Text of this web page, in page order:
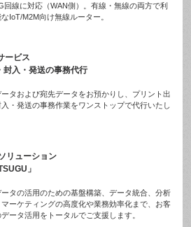
回線に対応（WAN側）。有線・無線の両方で利
IoT/M2M向け無線ルーター。
ービス
封入・発送の事務代行
タおよび宛先データをお預かりし、プリント出
入・発送の事務作業をワンストップで代行いたし
リューション
」
ータの活用のための基盤構築、データ統合、分析
ーケティングの高度化や業務効率化まで、お客
ータ活用をトータルでご支援します。